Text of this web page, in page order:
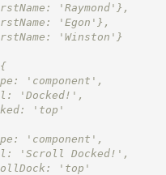
'Raymond'},
'Egon'},
'Winston'}
'component',
'Docked!',
'top'
'component',
'Scroll Docked!',
'top'